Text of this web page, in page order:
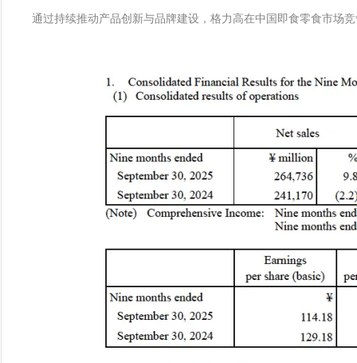
通过持续推动产品创新与品牌建设，格力高在中国即食零食市场